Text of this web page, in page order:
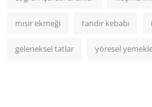
mısır ekmeği tandır kebabı
geleneksel tatlar yöresel